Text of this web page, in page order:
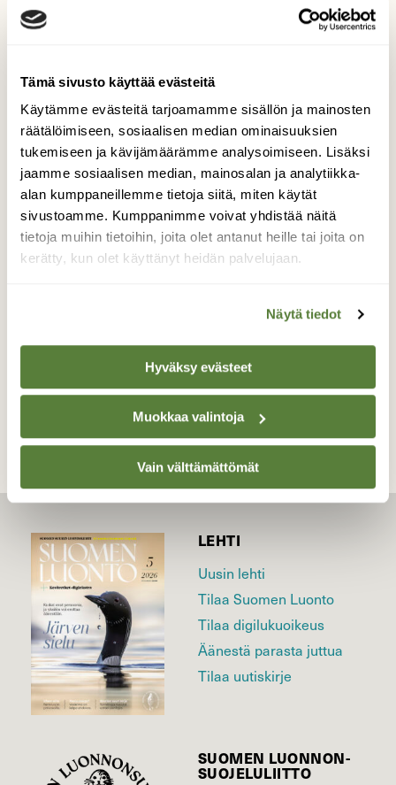
Tämä sivusto käyttää evästeitä
Käytämme evästeitä tarjoamamme sisällön ja mainosten
räätälöimiseen, sosiaalisen median ominaisuuksien
tukemiseen ja kävijämäärämme analysoimiseen. Lisäksi
jaamme sosiaalisen median, mainosalan ja analytiikka-
alan kumppaneillemme tietoja siitä, miten käytät
sivustoamme. Kumppanimme voivat yhdistää näitä
tietoja muihin tietoihin, joita olet antanut heille tai joita on
kerätty, kun olet käyttänyt heidän palvelujaan.
Näytä tiedot
Hyväksy evästeet
Muokkaa valintoja
Vain välttämättömät
Punkin puraisema
Aina symppis siili on saanut silmäkulmaansa
ikävän salamatkustajan.
TAKAISIN LISTAAN
LEHTI
Uusin lehti
Tilaa Suomen Luonto
Tilaa digilukuoikeus
Äänestä parasta juttua
Tilaa uutiskirje
SUOMEN LUONNON­
SUOJELU­LIITTO